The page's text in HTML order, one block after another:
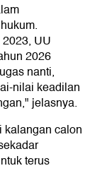
UU
2026
nanti,
nilai keadilan
jelasnya.
kalangan calon
terus